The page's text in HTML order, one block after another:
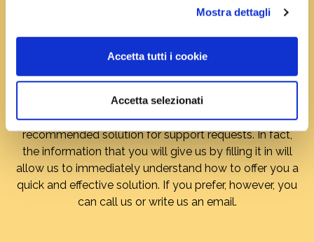
Mostra dettagli
Accetta tutti i cookie
Accetta selezionati
The contact form you see on this page is the
recommended solution for support requests. In fact,
the information that you will give us by filling it in will
allow us to immediately understand how to offer you a
quick and effective solution. If you prefer, however, you
can call us or write us an email.